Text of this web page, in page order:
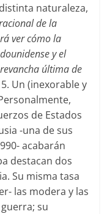
naturaleza,
de la
ver cómo la
y el
última de
5. Un (inexorable y
de Estados
-una de sus
acabarán
destacan dos
Su misma tasa
las modera y las
su